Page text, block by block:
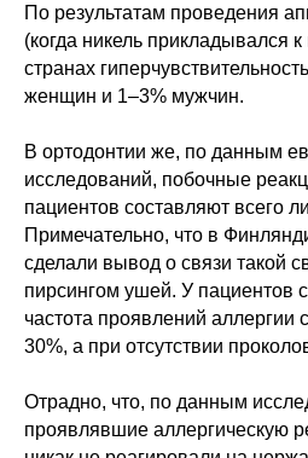
По результатам проведения
(когда никель прикладывался
странах
женщин и 1–3% мужчин.
В ортодонтии же, по данным
исследований, побочные
пациентов составляют всего
Примечательно, что в
сделали вывод о связи такой
пирсингом ушей. У пациентов
частота проявлений аллергии
30%, а при отсутствии
Отрадно, что, по данным
проявлявшие аллергическую